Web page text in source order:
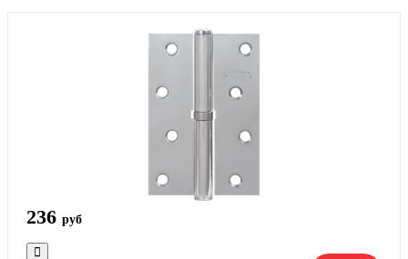
236 руб